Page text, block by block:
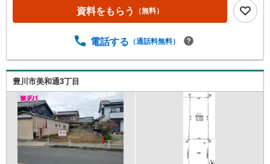
戸建、中古戸建、中古マンション、土地をお客様のご希望
に合わせてご提案いたします！・中古物件のリフォーム実
がリフォームを行っています。新築購入より低コストで、
い。・営業時間 午前9時00分～午後6時30分 （定休日:水曜
日）この時間帯はお電話でのお問い合わせがスムーズにご
案内できます。右下の電話ボタンをタッチ！もしくはお気
軽にお電話ください。
資料をもらう （無料）
電話する （通話料無料）
豊川市美和通3丁目